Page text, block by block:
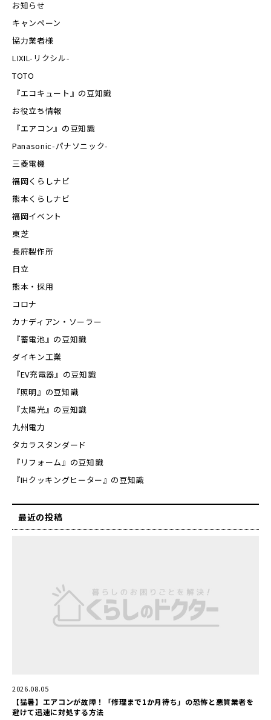
お知らせ
キャンペーン
協力業者様
LIXIL-リクシル-
TOTO
『エコキュート』の豆知識
お役立ち情報
『エアコン』の豆知識
Panasonic-パナソニック-
三菱電機
福岡くらしナビ
熊本くらしナビ
福岡イベント
東芝
長府製作所
日立
熊本・採用
コロナ
カナディアン・ソーラー
『蓄電池』の豆知識
ダイキン工業
『EV充電器』の豆知識
『照明』の豆知識
『太陽光』の豆知識
九州電力
タカラスタンダード
『リフォーム』の豆知識
『IHクッキングヒーター』の豆知識
最近の投稿
2026.08.05
【猛暑】エアコンが故障！「修理まで1か月待ち」の恐怖と悪質業者を
避けて迅速に対処する方法